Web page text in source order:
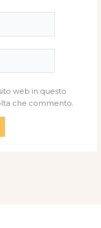
web in questo
che commento.